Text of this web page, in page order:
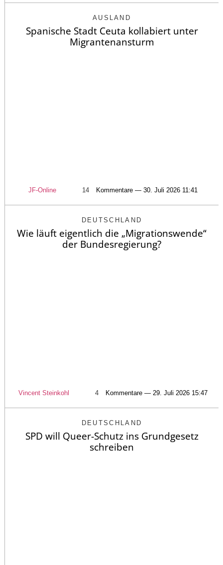
AUSLAND
Spanische Stadt Ceuta kollabiert unter
Migrantenansturm
JF-Online 14 Kommentare — 30. Juli 2026 11:41
DEUTSCHLAND
Wie läuft eigentlich die „Migrationswende“
der Bundesregierung?
Vincent Steinkohl 4 Kommentare — 29. Juli 2026 15:47
DEUTSCHLAND
SPD will Queer-Schutz ins Grundgesetz
schreiben